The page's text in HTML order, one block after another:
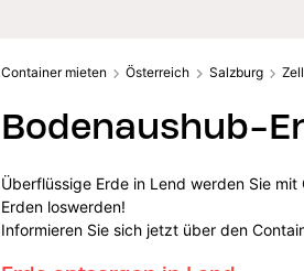
Container mieten Österreich Salzburg
Bodenaushub-
Überflüssige Erde in Lend werden Sie
Erden loswerden!
Informieren Sie sich jetzt über den